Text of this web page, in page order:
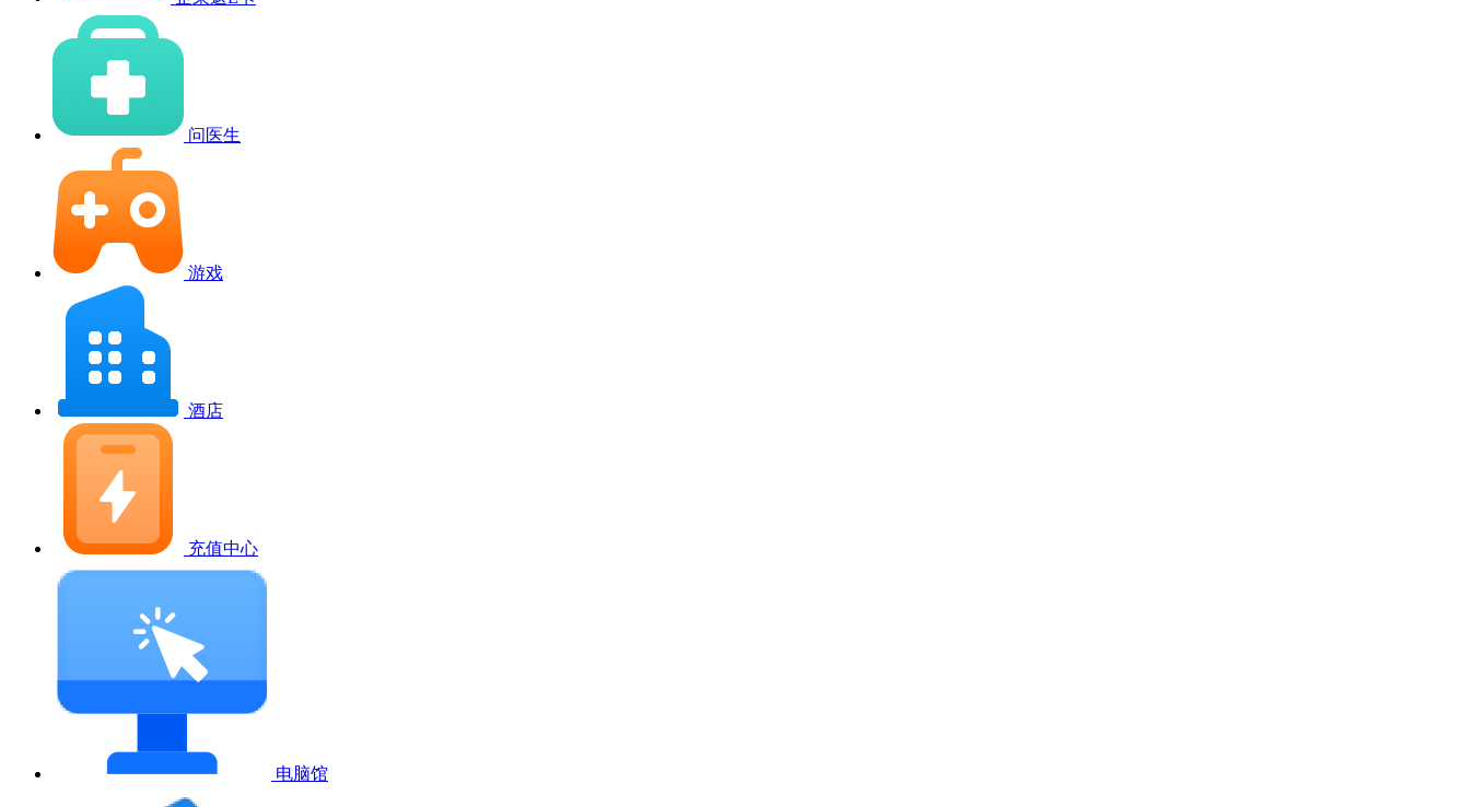
问医生
游戏
酒店
充值中心
电脑馆